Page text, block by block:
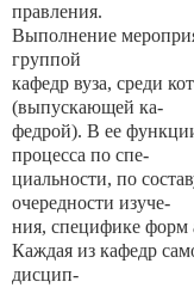
правления.
Выполнение
группой
кафедр вуза, среди
(выпускающей ка-
федрой). В ее
процесса по спе-
циальности, по
очередности изуче-
ния, специфике форм
Каждая из кафедр
дисцип-